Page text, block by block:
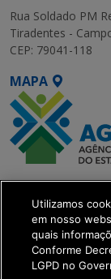
Rua Soldado PM
Tiradentes -
CEP: 79041-118
MAPA
SETDIG |
Executiva de
get_footer();
Utilizamos
em nosso
quais
Conforme
LGPD no